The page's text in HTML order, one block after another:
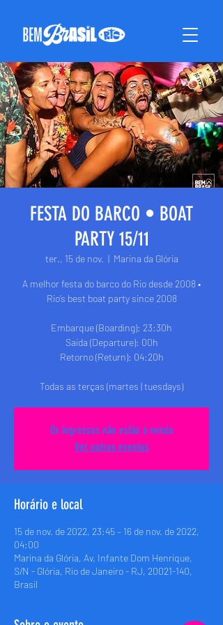
FESTA DO BARCO • BOAT
PARTY 15/11
ter., 15 de nov.
  |
Marina da Glória
A melhor festa do barco do Rio desde 2008 •
Rio’s best boat party since 2008
Embarque (Boarding): 23:30h
Saida (Departure): 00h
Retorno (Return): 04:20h
Todas as terças (martes | tuesdays)
Os ingressos não estão à venda
Ver outros eventos
Horário e local
15 de nov. de 2022, 23:45 – 16 de nov. de 2022,
04:00
Marina da Glória, Av. Infante Dom Henrique,
S/N - Glória, Rio de Janeiro - RJ, 20021-140,
Brasil